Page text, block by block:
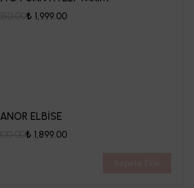
₺ 1,999.00
ELBİSE
₺ 1,899.00